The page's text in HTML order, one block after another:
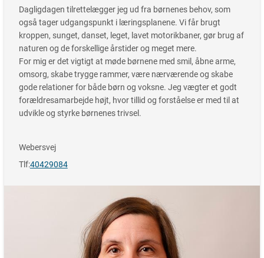
Dagligdagen tilrettelægger jeg ud fra børnenes behov, som
også tager udgangspunkt i læringsplanene. Vi får brugt
kroppen, sunget, danset, leget, lavet motorikbaner, gør brug af
naturen og de forskellige årstider og meget mere.
For mig er det vigtigt at møde børnene med smil, åbne arme,
omsorg, skabe trygge rammer, være nærværende og skabe
gode relationer for både børn og voksne. Jeg vægter et godt
forældresamarbejde højt, hvor tillid og forståelse er med til at
udvikle og styrke børnenes trivsel.
Webersvej
Tlf:40429084